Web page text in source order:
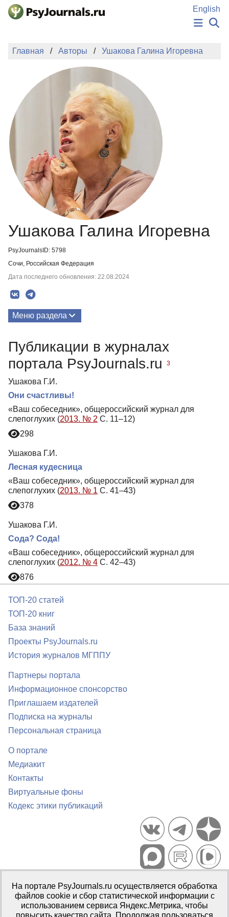
Перейти к основному содержанию
English
НОВОСТИ
АВТОРЫ
ПОДАТЬ РУКОПИСЬ
БАЗА ЗНАНИЙ
КЛЮЧЕВЫЕ СЛОВА
Регистрация
Главная Авторы Ушакова Галина Игоревна
Ушакова Галина Игоревна
PsyJournalsID: 5798
Сочи, Российская Федерация
Дата последнего обновления: 22.08.2024
Меню раздела
Публикации в журналах
портала PsyJournals.ru
3
Ушакова Г.И.
Они счастливы!
«Ваш собеседник», общероссийский журнал для
слепоглухих (2013. № 2 С. 11–12)
298
Ушакова Г.И.
Лесная кудесница
«Ваш собеседник», общероссийский журнал для
слепоглухих (2013. № 1 С. 41–43)
378
Ушакова Г.И.
Сода? Сода!
«Ваш собеседник», общероссийский журнал для
слепоглухих (2012. № 4 С. 42–43)
876
ТОП-20 статей
ТОП-20 книг
База знаний
Проекты PsyJournals.ru
История журналов МГППУ
Партнеры портала
Информационное спонсорство
Приглашаем издателей
Подписка на журналы
Персональная страница
О портале
Медиакит
Контакты
Виртуальные фоны
Кодекс этики публикаций
Портал психологических изданий PsyJournals.ru, 2007–2026
Правила использования материалов
Свидетельство регистрации СМИЭл № ФС77-66447 от 14 июля
2016 г.
На портале PsyJournals.ru осуществляется обработка
файлов cookie и сбор статистической информации с
использованием сервиса Яндекс.Метрика, чтобы
повысить качество сайта. Продолжая пользоваться